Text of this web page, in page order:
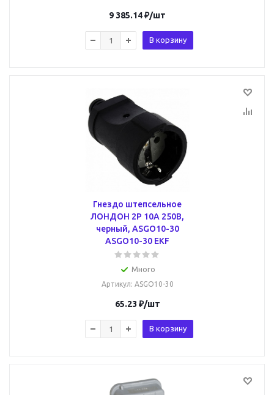
9 385.14₽/шт
В корзину
Гнездо штепсельное
ЛОНДОН 2P 10А 250В,
черный, ASGO10-30
ASGO10-30 EKF
Много
Артикул: ASGO10-30
65.23 ₽/шт
В корзину